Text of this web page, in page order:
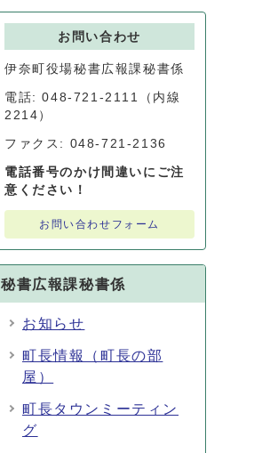
お問い合わせ
伊奈町役場秘書広報課秘書係
電話: 048-721-2111（内線
2214）
ファクス: 048-721-2136
電話番号のかけ間違いにご注
意ください！
お問い合わせフォーム
秘書広報課秘書係
お知らせ
町長情報（町長の部
屋）
町長タウンミーティン
グ